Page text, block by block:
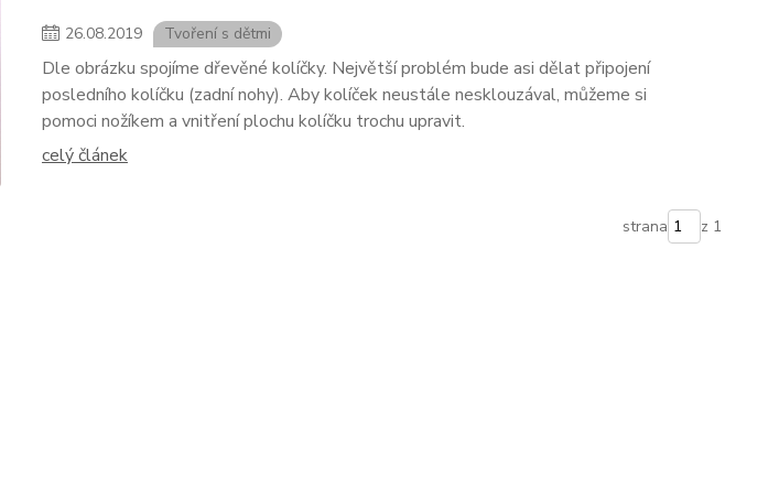
26.08.2019 Tvoření s dětmi
Dle obrázku spojíme dřevěné kolíčky. Největší problém bude asi dělat připojení
posledního kolíčku (zadní nohy). Aby kolíček neustále nesklouzával, můžeme si
pomoci nožíkem a vnitření plochu kolíčku trochu upravit.
celý článek
strana z 1